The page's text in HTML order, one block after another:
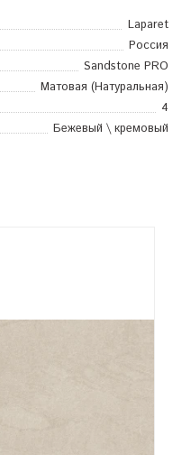
Laparet
Россия
Sandstone PRO
Матовая (Натуральная)
4
Бежевый \ кремовый